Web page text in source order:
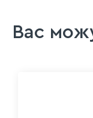
Вас